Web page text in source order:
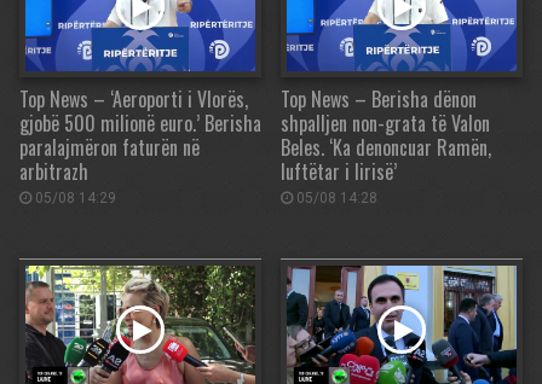
Top News – ‘Aeroporti i Vlorës,
gjobë 500 milionë euro.’ Berisha
paralajmëron faturën në
arbitrazh
05/08 14:29
Top News – Berisha dënon
shpalljen non-grata të Valon
Beles. ‘Ka denoncuar Ramën,
luftëtar i lirisë’
05/08 14:28